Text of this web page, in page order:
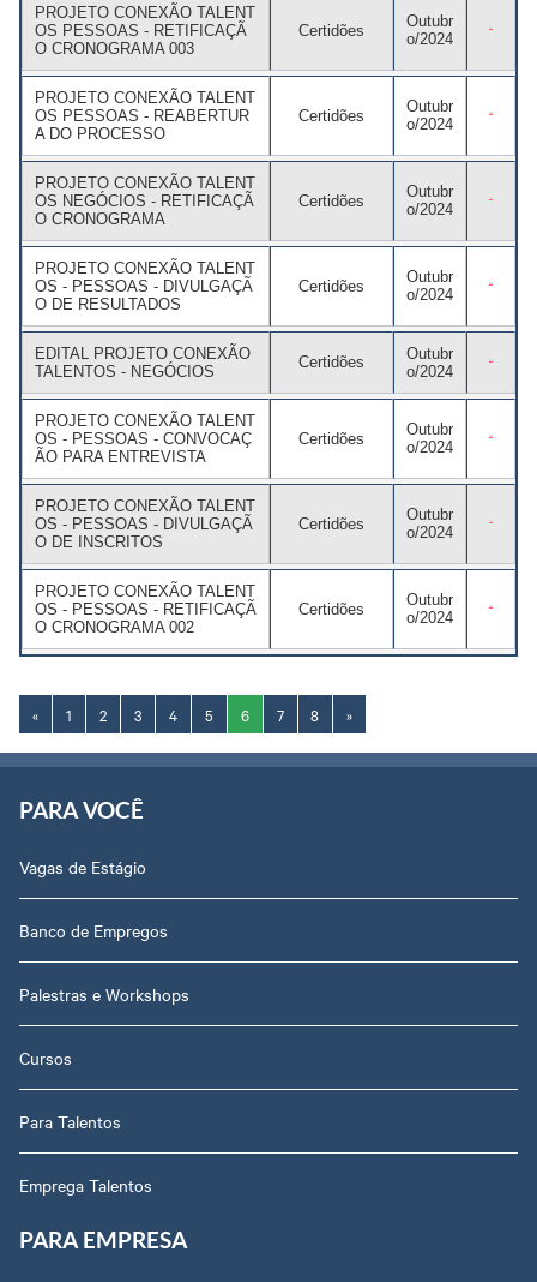
PROJETO CONEXÃO TALENT
OS PESSOAS - RETIFICAÇÃ
O CRONOGRAMA 003
Certidões
Outubr
o/2024
PROJETO CONEXÃO TALENT
OS PESSOAS - REABERTUR
A DO PROCESSO
Certidões
Outubr
o/2024
PROJETO CONEXÃO TALENT
OS NEGÓCIOS - RETIFICAÇÃ
O CRONOGRAMA
Certidões
Outubr
o/2024
PROJETO CONEXÃO TALENT
OS - PESSOAS - DIVULGAÇÃ
O DE RESULTADOS
Certidões
Outubr
o/2024
EDITAL PROJETO CONEXÃO
TALENTOS - NEGÓCIOS
Certidões
Outubr
o/2024
PROJETO CONEXÃO TALENT
OS - PESSOAS - CONVOCAÇ
ÃO PARA ENTREVISTA
Certidões
Outubr
o/2024
PROJETO CONEXÃO TALENT
OS - PESSOAS - DIVULGAÇÃ
O DE INSCRITOS
Certidões
Outubr
o/2024
PROJETO CONEXÃO TALENT
OS - PESSOAS - RETIFICAÇÃ
O CRONOGRAMA 002
Certidões
Outubr
o/2024
« 1 2 3 4 5 6 7 8 »
PARA VOCÊ
Vagas de Estágio
Banco de Empregos
Palestras e Workshops
Cursos
Para Talentos
Emprega Talentos
PARA EMPRESA